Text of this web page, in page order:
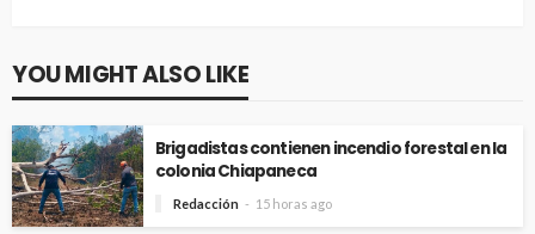
YOU MIGHT ALSO LIKE
Brigadistas contienen incendio forestal en la
colonia Chiapaneca
Redacción 15 horas ago